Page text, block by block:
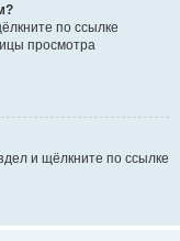
по ссылке
просмотра
и щёлкните по ссылке